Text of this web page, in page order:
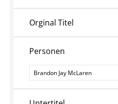
Orginal Titel
Personen
Personen